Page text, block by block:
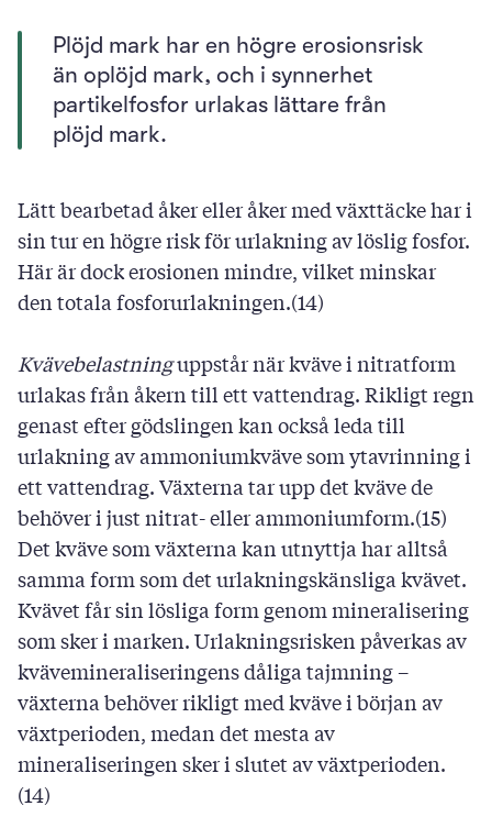
Plöjd mark har en högre erosionsrisk
än oplöjd mark, och i synnerhet
partikelfosfor urlakas lättare från
plöjd mark.
Lätt bearbetad åker eller åker med växttäcke har i
sin tur en högre risk för urlakning av löslig fosfor.
Här är dock erosionen mindre, vilket minskar
den totala fosforurlakningen.(14)
Kvävebelastninguppstår när kväve i nitratform
urlakas från åkern till ett vattendrag. Rikligt regn
genast efter gödslingen kan också leda till
urlakning av ammoniumkväve som ytavrinning i
ett vattendrag. Växterna tar upp det kväve de
behöver i just nitrat- eller ammoniumform.(15)
Det kväve som växterna kan utnyttja har alltså
samma form som det urlakningskänsliga kvävet.
Kvävet får sin lösliga form genom mineralisering
som sker i marken. Urlakningsrisken påverkas av
kvävemineraliseringens dåliga tajmning –
växterna behöver rikligt med kväve i början av
växtperioden, medan det mesta av
mineraliseringen sker i slutet av växtperioden.
(14)